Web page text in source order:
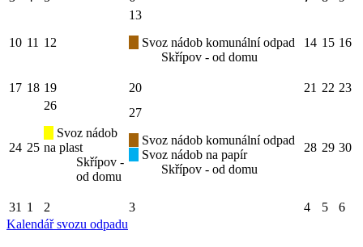
10 11 12
13
Svoz nádob komunální odpad
Skřípov - od domu
14 15 16
17 18 19 20 21 22 23
24 25
26
Svoz nádob
na plast
Skřípov -
od domu
27
Svoz nádob komunální odpad
Svoz nádob na papír
Skřípov - od domu
28 29 30
31 1 2 3 4 5
6
Kalendář svozu odpadu